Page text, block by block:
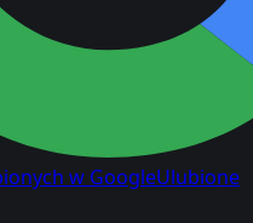
w GoogleUlubione